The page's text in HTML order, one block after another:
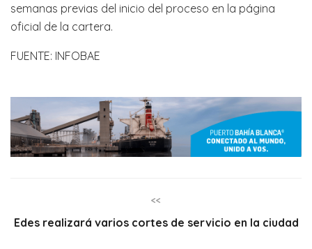
semanas previas del inicio del proceso en la página
oficial de la cartera.
FUENTE: INFOBAE
<<
Edes realizará varios cortes de servicio en la ciudad